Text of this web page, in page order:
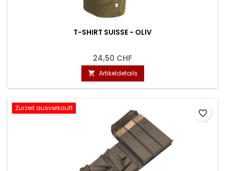
T-SHIRT SUISSE - OLIV
24,50 CHF
 Artikeldetails
Zurzeit ausverkauft
favorite_border